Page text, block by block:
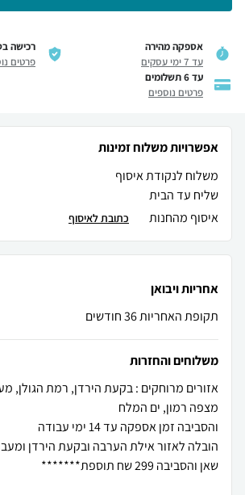
אספקה מהירה
עד 7 ימי עסקים
רכישה
פרטים
עד 6 תשלומים
פרטים נוספים
אפשרויות משלוח זמינות
משלוח לנקודת איסוף
שליח עד הבית
איסוף מהחנות
כתובת לאיסוף
אחריות ויבואן
תקופת האחריות 36 חודשים
משלוחים והחזרות
אזורים מרוחקים : בקעת הירדן, רמת הגולן,
הובלה לאזור אילת הערבה ובקעת הירדן
שאן והסביבה 299 שח תוספת*******